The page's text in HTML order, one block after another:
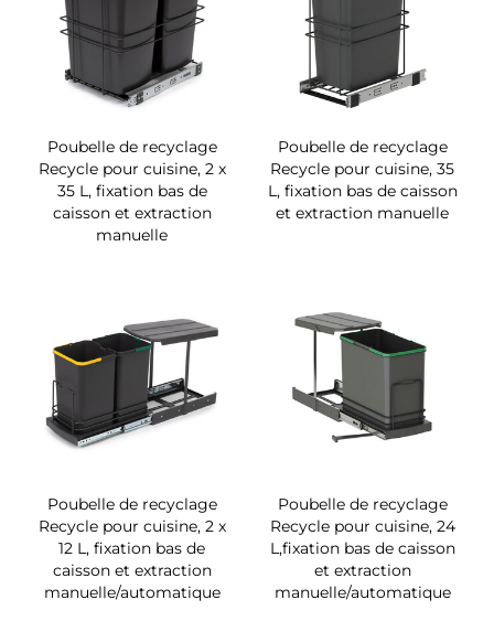
Poubelle de recyclage
Recycle pour cuisine, 2 x
35 L, fixation bas de
caisson et extraction
manuelle
Poubelle de recyclage
Recycle pour cuisine, 35
L, fixation bas de caisson
et extraction manuelle
Poubelle de recyclage
Recycle pour cuisine, 2 x
12 L, fixation bas de
caisson et extraction
manuelle/automatique
Poubelle de recyclage
Recycle pour cuisine, 24
L,fixation bas de caisson
et extraction
manuelle/automatique